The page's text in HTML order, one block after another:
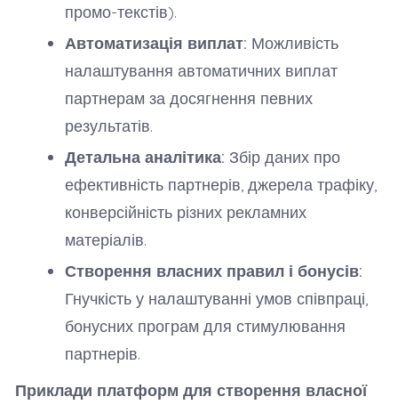
промо-текстів).
Автоматизація виплат: Можливість
налаштування автоматичних виплат
партнерам за досягнення певних
результатів.
Детальна аналітика: Збір даних про
ефективність партнерів, джерела трафіку,
конверсійність різних рекламних
матеріалів.
Створення власних правил і бонусів:
Гнучкість у налаштуванні умов співпраці,
бонусних програм для стимулювання
партнерів.
Приклади платформ для створення власної